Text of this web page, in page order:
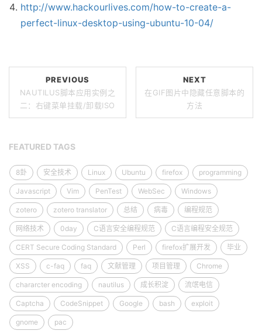
http://www.hackourlives.com/how-to-create-a-
perfect-linux-desktop-using-ubuntu-10-04/
PREVIOUS
NAUTILUS脚本应用实例之
二：右键菜单挂载/卸载ISO
NEXT
在GIF图片中隐藏任意脚本的
方法
FEATURED TAGS
8卦 安全技术 Linux Ubuntu firefox programming
Javascript Vim PenTest WebSec Windows
zotero zotero translator 总结 病毒 编程规范
网络技术 0day C语言安全编程规范 C语言编程安全规范
CERT Secure Coding Standard Perl firefox扩展开发 毕业
XSS c-faq faq 文献管理 项目管理 Chrome
chararcter encoding nautilus 成长积淀 流氓电信
Captcha CodeSnippet Google bash exploit
gnome pac